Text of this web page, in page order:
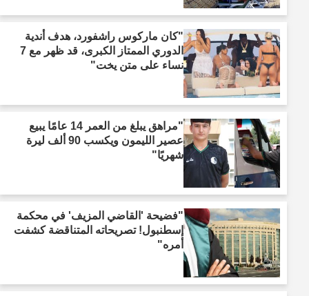
"كان ماركوس راشفورد، هدف أندية
الدوري الممتاز الكبرى، قد ظهر مع 7
نساء على متن يخت"
"مراهق يبلغ من العمر 14 عامًا يبيع
عصير الليمون ويكسب 90 ألف ليرة
شهريًا"
"فضيحة 'القاضي المزيف' في محكمة
إسطنبول! تصريحاته المتناقضة كشفت
أمره"